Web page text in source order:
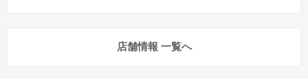
店舗情報 一覧へ